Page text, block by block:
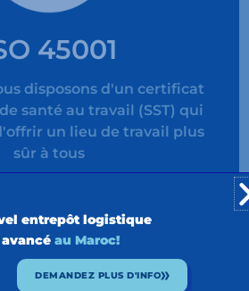
45001
disposons d'un certificat
santé au travail (SST) qui
un lieu de travail plus
sûr à tous
entrepôt logistique
avancéau Maroc!
DEMANDEZ PLUS D'INFO